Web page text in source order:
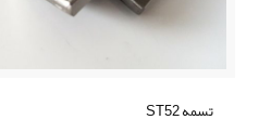
تسمه ST52